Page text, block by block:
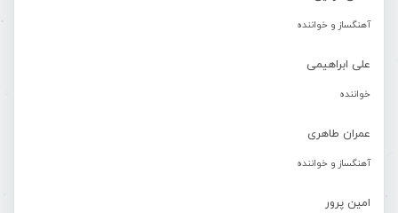
آهنگساز و خواننده
علی ابراهیمی
خواننده
عمران طاهری
آهنگساز و خواننده
امین پرور